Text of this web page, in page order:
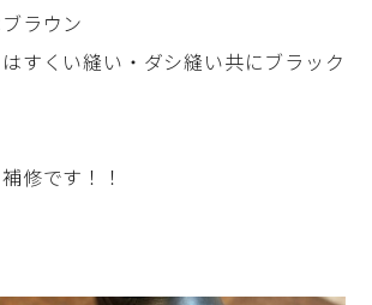
ラウン
すくい縫い・ダシ縫い共にブラック
修です！！